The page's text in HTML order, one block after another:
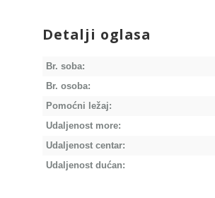
Detalji oglasa
Br. soba:
Br. osoba:
Pomoćni ležaj:
Udaljenost more:
Udaljenost centar:
Udaljenost dućan: